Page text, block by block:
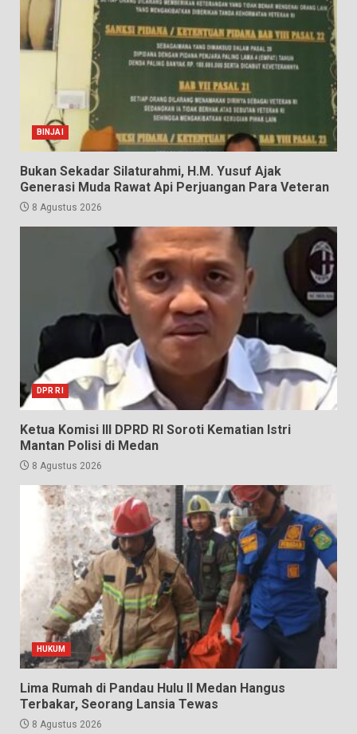
BINJAI
Bukan Sekadar Silaturahmi, H.M. Yusuf Ajak
Generasi Muda Rawat Api Perjuangan Para Veteran
8 Agustus 2026
DPR RI
Ketua Komisi III DPRD RI Soroti Kematian Istri
Mantan Polisi di Medan
8 Agustus 2026
HUKUM
Lima Rumah di Pandau Hulu II Medan Hangus
Terbakar, Seorang Lansia Tewas
8 Agustus 2026